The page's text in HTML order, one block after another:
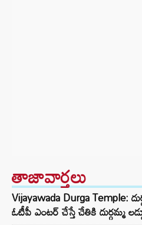
తాజావార్తలు
Vijayawada Durga Temple:
ఓటీపీ ఎంటర్ చేస్తే చేతికి దుర్గమ్మ